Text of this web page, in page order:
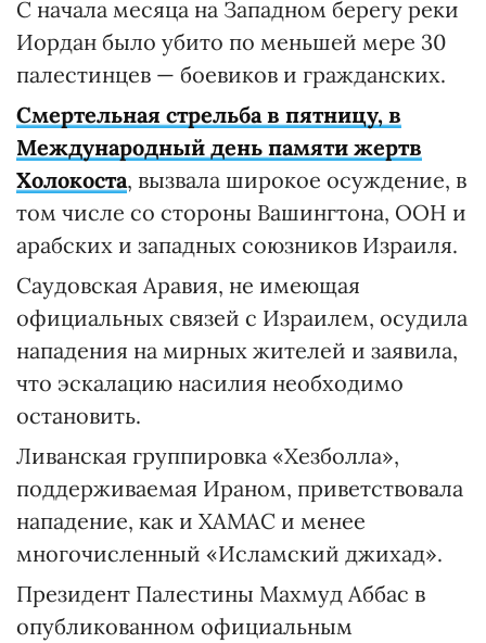
С начала месяца на Западном берегу реки
Иордан было убито по меньшей мере 30
палестинцев — боевиков и гражданских.
Смертельная стрельба в пятницу, в
Международный день памяти жертв
Холокоста, вызвала широкое осуждение, в
том числе со стороны Вашингтона, ООН и
арабских и западных союзников Израиля.
Саудовская Аравия, не имеющая
официальных связей с Израилем, осудила
нападения на мирных жителей и заявила,
что эскалацию насилия необходимо
остановить.
Ливанская группировка «Хезболла»,
поддерживаемая Ираном, приветствовала
нападение, как и ХАМАС и менее
многочисленный «Исламский джихад».
Президент Палестины Махмуд Аббас в
опубликованном официальным